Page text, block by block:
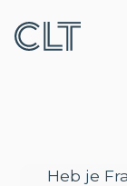
Heb je